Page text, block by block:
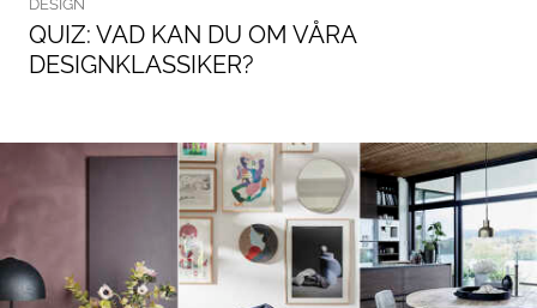
DESIGN
QUIZ: VAD KAN DU OM VÅRA
DESIGNKLASSIKER?